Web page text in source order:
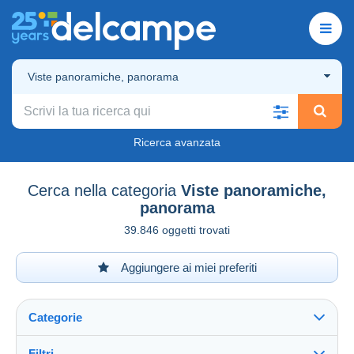
Viste panoramiche, panorama
Ricerca avanzata
Cerca nella categoria Viste panoramiche,
panorama
39.846 oggetti trovati
Aggiungere ai miei preferiti
Categorie